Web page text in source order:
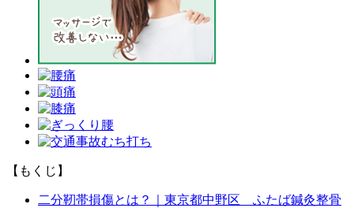
【もくじ】
二分靭帯損傷とは？｜東京都中野区 ふたば鍼灸整骨